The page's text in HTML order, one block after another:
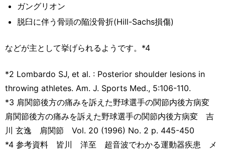
ガングリオン
脱臼に伴う骨頭の陥没骨折(Hill-Sachs損傷)
などが主として挙げられるようです。*4
*2 Lombardo SJ, et al. : Posterior shoulder lesions in
throwing athletes. Am. J. Sports Med., 5:106-110.
*3 肩関節後方の痛みを訴えた野球選手の関節内後方病変
肩関節後方の痛みを訴えた野球選手の関節内後方病変 吉
川 玄逸 肩関節 Vol. 20 (1996) No. 2 p. 445-450
*4 参考資料 皆川 洋至 超音波でわかる運動器疾患 メ